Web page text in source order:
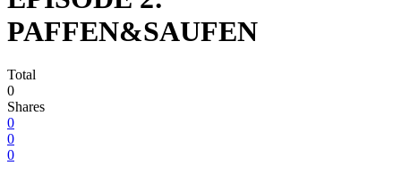
PAFFEN&SAUFEN
Total
0
Shares
0
0
0